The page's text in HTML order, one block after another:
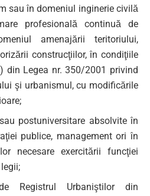
sau în domeniul inginerie civilă
profesională continuă de
amenajării teritoriului,
construcţiilor, în condiţiile
din Legea nr. 350/2001 privind
şi urbanismul, cu modificările
postuniversitare absolvite în
publice, management ori în
necesare exercitării funcţiei
Registrul Urbaniştilor din